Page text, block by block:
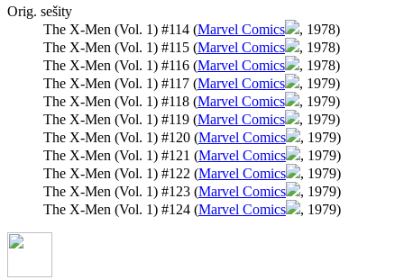
Orig. sešity
The X-Men (Vol. 1) #114 (Marvel Comics
, 1978)
The X-Men (Vol. 1) #115 (Marvel Comics
, 1978)
The X-Men (Vol. 1) #116 (Marvel Comics
, 1978)
The X-Men (Vol. 1) #117 (Marvel Comics
, 1979)
The X-Men (Vol. 1) #118 (Marvel Comics
, 1979)
The X-Men (Vol. 1) #119 (Marvel Comics
, 1979)
The X-Men (Vol. 1) #120 (Marvel Comics
, 1979)
The X-Men (Vol. 1) #121 (Marvel Comics
, 1979)
The X-Men (Vol. 1) #122 (Marvel Comics
, 1979)
The X-Men (Vol. 1) #123 (Marvel Comics
, 1979)
The X-Men (Vol. 1) #124 (Marvel Comics , 1979)